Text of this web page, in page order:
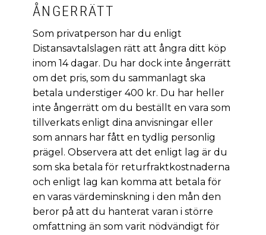
ÅNGERRÄTT
Som privatperson har du enligt
Distansavtalslagen rätt att ångra ditt köp
inom 14 dagar. Du har dock inte ångerrätt
om det pris, som du sammanlagt ska
betala understiger 400 kr. Du har heller
inte ångerrätt om du beställt en vara som
tillverkats enligt dina anvisningar eller
som annars har fått en tydlig personlig
prägel. Observera att det enligt lag är du
som ska betala för returfraktkostnaderna
och enligt lag kan komma att betala för
en varas värdeminskning i den mån den
beror på att du hanterat varan i större
omfattning än som varit nödvändigt för